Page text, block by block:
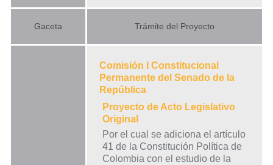
Gaceta Trámite del Proyecto
Comisión I Constitucional
Permanente del Senado de la
República
Proyecto de Acto Legislativo
Original
Por el cual se adiciona el artículo
41 de la Constitución Política de
Colombia con el estudio de la